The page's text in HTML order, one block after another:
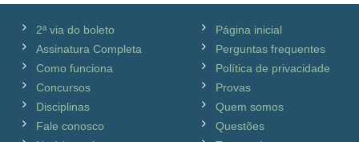
2ª via do boleto
Assinatura Completa
Como funciona
Concursos
Disciplinas
Fale conosco
Página inicial
Perguntas frequentes
Política de privacidade
Provas
Quem somos
Questões